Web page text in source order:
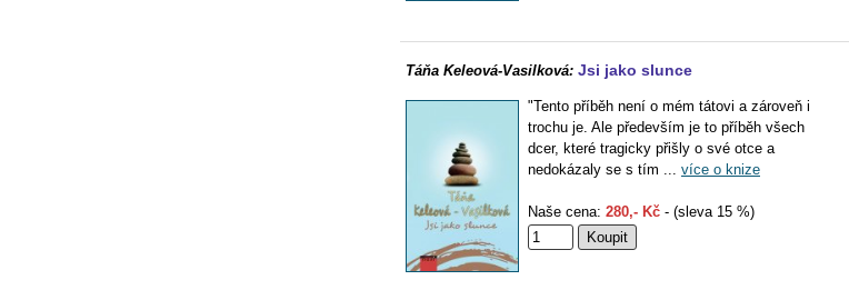
Táňa Keleová-Vasilková: Jsi jako slunce
"Tento příběh není o mém tátovi a zároveň i
trochu je. Ale především je to příběh všech
dcer, které tragicky přišly o své otce a
nedokázaly se s tím ... více o knize
Naše cena: 280,- Kč - (sleva 15 %)